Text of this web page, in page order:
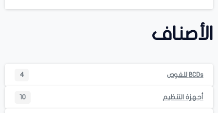
الأصناف
BCDs للغوص 4
أجهزة التنظيم 10